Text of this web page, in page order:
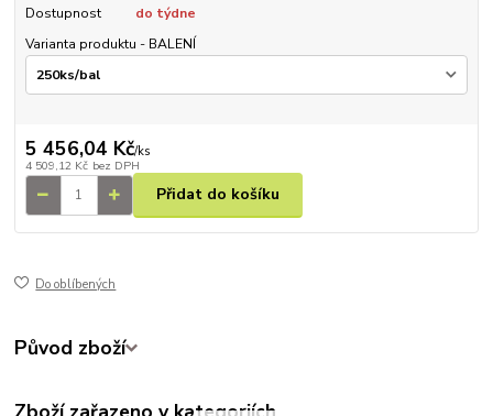
Dostupnost
do týdne
Varianta produktu - BALENÍ
5 456,04 Kč/ks
4 509,12 Kč bez DPH
Přidat do košíku
Do oblíbených
Původ zboží